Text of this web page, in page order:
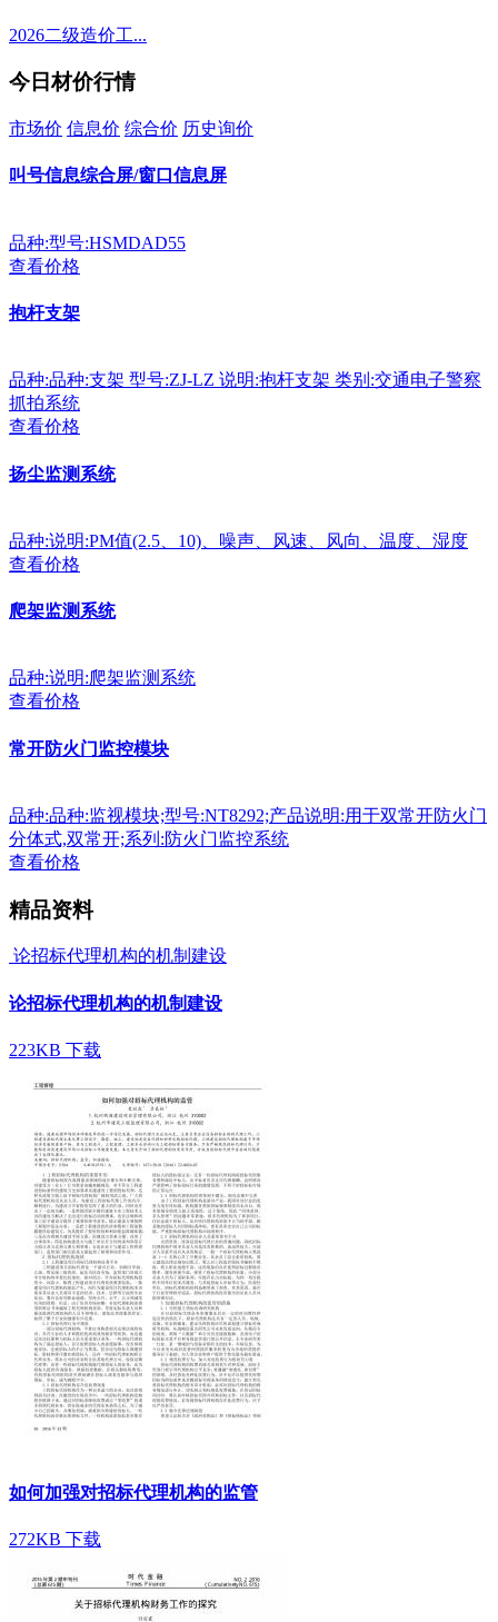
2026二级造价工...
今日材价行情
市场价 信息价 综合价 历史询价
叫号信息综合屏/窗口信息屏
品种:型号:HSMDAD55
查看价格
抱杆支架
品种:品种:支架 型号:ZJ-LZ 说明:抱杆支架 类别:交通电子警察
抓拍系统
查看价格
扬尘监测系统
品种:说明:PM值(2.5、10)、噪声、风速、风向、温度、湿度
查看价格
爬架监测系统
品种:说明:爬架监测系统
查看价格
常开防火门监控模块
品种:品种:监视模块;型号:NT8292;产品说明:用于双常开防火门
分体式,双常开;系列:防火门监控系统
查看价格
精品资料
论招标代理机构的机制建设
论招标代理机构的机制建设
223KB 下载
如何加强对招标代理机构的监管
272KB 下载